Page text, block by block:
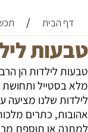
דף הבית /
טבעות
טבעות לילדות הן
מלא בסטייל ותחושת
לילדות שלנו מציעה
אהובות, כתרים
למתנה או תוספת